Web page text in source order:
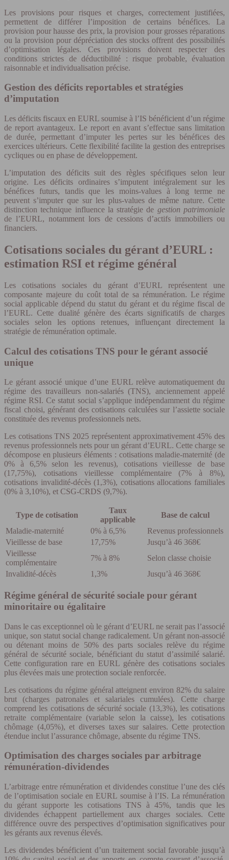
Les provisions pour risques et charges, correctement justifiées,
permettent de différer l’imposition de certains bénéfices. La
provision pour hausse des prix, la provision pour grosses réparations
ou la provision pour dépréciation des stocks offrent des possibilités
d’optimisation légales. Ces provisions doivent respecter des
conditions strictes de déductibilité : risque probable, évaluation
raisonnable et individualisation précise.
Gestion des déficits reportables et stratégies
d’imputation
Les déficits fiscaux en EURL soumise à l’IS bénéficient d’un régime
de report avantageux. Le report en avant s’effectue sans limitation
de durée, permettant d’imputer les pertes sur les bénéfices des
exercices ultérieurs. Cette flexibilité facilite la gestion des entreprises
cycliques ou en phase de développement.
L’imputation des déficits suit des règles spécifiques selon leur
origine. Les déficits ordinaires s’imputent intégralement sur les
bénéfices futurs, tandis que les moins-values à long terme ne
peuvent s’imputer que sur les plus-values de même nature. Cette
distinction technique influence la stratégie de gestion patrimoniale
de l’EURL, notamment lors de cessions d’actifs immobiliers ou
financiers.
Cotisations sociales du gérant d’EURL :
estimation RSI et régime général
Les cotisations sociales du gérant d’EURL représentent une
composante majeure du coût total de sa rémunération. Le régime
social applicable dépend du statut du gérant et du régime fiscal de
l’EURL. Cette dualité génère des écarts significatifs de charges
sociales selon les options retenues, influençant directement la
stratégie de rémunération optimale.
Calcul des cotisations TNS pour le gérant associé
unique
Le gérant associé unique d’une EURL relève automatiquement du
régime des travailleurs non-salariés (TNS), anciennement appelé
régime RSI. Ce statut social s’applique indépendamment du régime
fiscal choisi, générant des cotisations calculées sur l’assiette sociale
constituée des revenus professionnels nets.
Les cotisations TNS 2025 représentent approximativement 45% des
revenus professionnels nets pour un gérant d’EURL. Cette charge se
décompose en plusieurs éléments : cotisations maladie-maternité (de
0% à 6,5% selon les revenus), cotisations vieillesse de base
(17,75%), cotisations vieillesse complémentaire (7% à 8%),
cotisations invalidité-décès (1,3%), cotisations allocations familiales
(0% à 3,10%), et CSG-CRDS (9,7%).
Type de cotisation
Taux
applicable
Base de calcul
Maladie-maternité
0% à 6,5%
Revenus professionnels
Vieillesse de base
17,75%
Jusqu’à 46 368€
Vieillesse
complémentaire
7% à 8%
Selon classe choisie
Invalidité-décès
1,3% Jusqu’à 46 368€
Régime général de sécurité sociale pour gérant
minoritaire ou égalitaire
Dans le cas exceptionnel où le gérant d’EURL ne serait pas l’associé
unique, son statut social change radicalement. Un gérant non-associé
ou détenant moins de 50% des parts sociales relève du régime
général de sécurité sociale, bénéficiant du statut d’assimilé salarié.
Cette configuration rare en EURL génère des cotisations sociales
plus élevées mais une protection sociale renforcée.
Les cotisations du régime général atteignent environ 82% du salaire
brut (charges patronales et salariales cumulées). Cette charge
comprend les cotisations de sécurité sociale (13,3%), les cotisations
retraite complémentaire (variable selon la caisse), les cotisations
chômage (4,05%), et diverses taxes sur salaires. Cette protection
étendue inclut l’assurance chômage, absente du régime TNS.
Optimisation des charges sociales par arbitrage
rémunération-dividendes
L’arbitrage entre rémunération et dividendes constitue l’une des clés
de l’optimisation sociale en EURL soumise à l’IS. La rémunération
du gérant supporte les cotisations TNS à 45%, tandis que les
dividendes échappent partiellement aux charges sociales. Cette
différence ouvre des perspectives d’optimisation significatives pour
les gérants aux revenus élevés.
Les dividendes bénéficient d’un traitement social favorable jusqu’à